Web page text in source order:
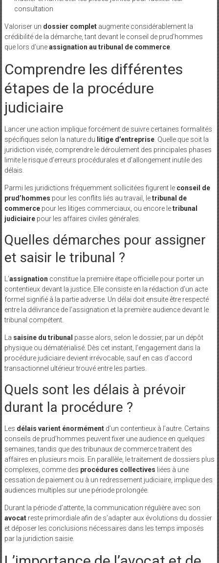
consultation
Valoriser un dossier completaugmente considérablement la
crédibilité de la démarche, tant devant le conseil de prud’hommes
que lors d’uneassignation au tribunal de commerce.
Comprendre les différentes
étapes de la procédure
judiciaire
Lancer une action implique forcément de suivre certaines formalités
spécifiques selon la nature du litige d’entreprise. Quelle que soit la
juridiction visée, comprendre le déroulement des principales phases
limite le risque d’erreurs procédurales et d’allongement inutile des
délais.
Parmi les juridictions fréquemment sollicitées figurent le conseil de
prud’hommes pour les conflits liés au travail, letribunal de
commercepour les litiges commerciaux, ou encore letribunal
judiciairepour les affaires civiles générales.
Quelles démarches pour assigner
et saisir le tribunal ?
L’assignation constitue la première étape officielle pour porter un
contentieux devant la justice. Elle consiste en la rédaction d’un acte
formel signifié à la partie adverse. Un délai doit ensuite être respecté
entre la délivrance de l’assignation et la première audience devant le
tribunal compétent.
La saisine du tribunal passe alors, selon le dossier, par un dépôt
physique ou dématérialisé. Dès cet instant, l’engagement dans la
procédure judiciaire devient irrévocable, sauf en cas d’accord
transactionnel ultérieur trouvé entre les parties.
Quels sont les délais à prévoir
durant la procédure ?
Les délais varient énormémentd’un contentieux à l’autre. Certains
conseils de prud’hommes peuvent fixer une audience en quelques
semaines, tandis que des tribunaux de commerce traitent des
affaires en plusieurs mois. En parallèle, le traitement de dossiers plus
complexes, comme des procédures collectives liées à une
cessation de paiement ou à un redressement judiciaire, implique des
audiences multiples sur une période prolongée.
Durant la période d’attente, la communication régulière avec son
avocatreste primordiale afin de s’adapter aux évolutions du dossier
et déposer les conclusions nécessaires dans les temps imposés
par la juridiction saisie.